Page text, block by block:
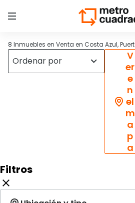
8 Inmuebles en Venta en Costa Azul,
V
er
e
n
el
m
a
p
a
Filtros